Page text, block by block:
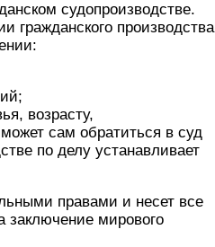
судопроизводстве.
гражданского производства
возрасту,
сам обратиться в суд
по делу устанавливает
правами и несет все
заключение мирового